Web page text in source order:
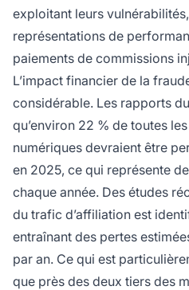
exploitant leurs
représentations de
paiements de commissions
L’impact financier de la
considérable. Les rapports
qu’environ 22 % de toutes
numériques devraient être
en 2025, ce qui représente
chaque année. Des études
du trafic d’affiliation est
entraînant des pertes
par an. Ce qui est
que près des deux tiers des